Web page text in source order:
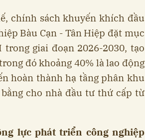
chính sách khuyến khích đầu
Bàu Cạn - Tân Hiệp đặt mục
giai đoạn 2026-2030, tạo
đó khoảng 40% là lao động
hoàn thành hạ tầng phân khu
cho nhà đầu tư thứ cấp từ
lực phát triển công nghiệp